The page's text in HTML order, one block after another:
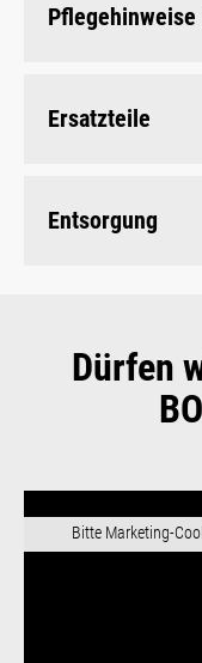
Pflegehinweise
Ersatzteile
Entsorgung
Dürfen
Bitte Marketing-